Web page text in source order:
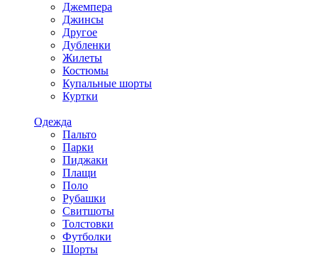
Джемпера
Джинсы
Другое
Дубленки
Жилеты
Костюмы
Купальные шорты
Куртки
Одежда
Пальто
Парки
Пиджаки
Плащи
Поло
Рубашки
Свитшоты
Толстовки
Футболки
Шорты